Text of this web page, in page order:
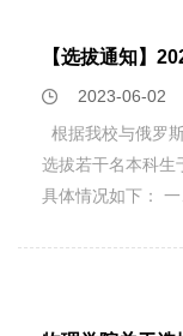
面进行深入交流
发展历程、行业特
技术研发、项目
时深情回顾了在校
育培养表示感谢。
科学研究等方面发
2023-06-02
根据我校与俄罗
选拔若干名本科生
具体情况如下：